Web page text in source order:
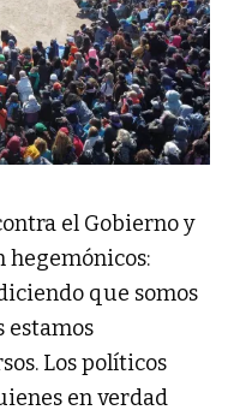
el Gobierno y
hegemónicos:
que somos
estamos
Los políticos
en verdad